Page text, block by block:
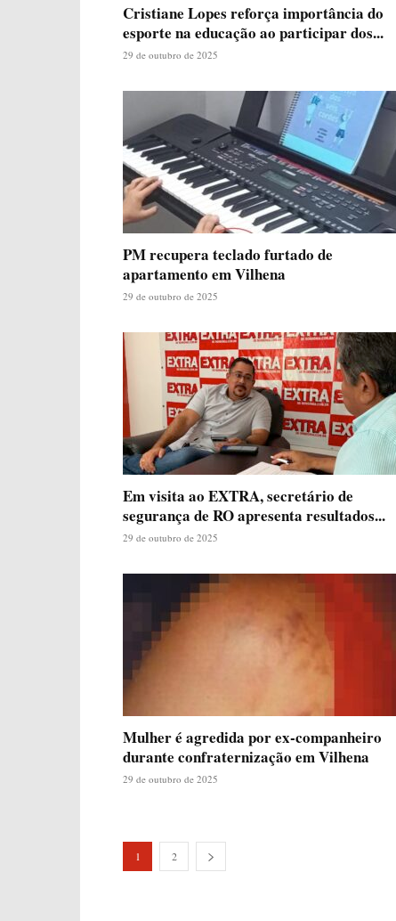
Cristiane Lopes reforça importância do
esporte na educação ao participar dos...
29 de outubro de 2025
PM recupera teclado furtado de
apartamento em Vilhena
29 de outubro de 2025
Em visita ao EXTRA, secretário de
segurança de RO apresenta resultados...
29 de outubro de 2025
Mulher é agredida por ex-companheiro
durante confraternização em Vilhena
29 de outubro de 2025
1 2